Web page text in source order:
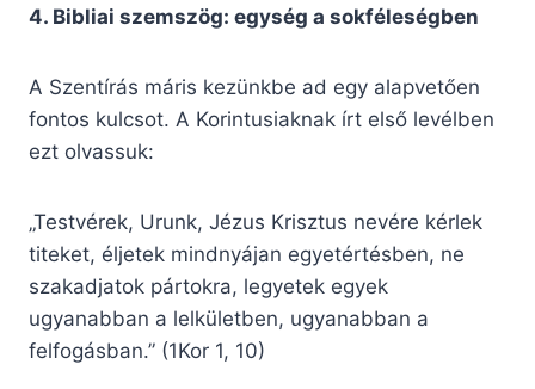
4. Bibliai szemszög: egység a sokféleségben
A Szentírás máris kezünkbe ad egy alapvetően
fontos kulcsot. A Korintusiaknak írt első levélben
ezt olvassuk:
„Testvérek, Urunk, Jézus Krisztus nevére kérlek
titeket, éljetek mindnyájan egyetértésben, ne
szakadjatok pártokra, legyetek egyek
ugyanabban a lelkületben, ugyanabban a
felfogásban.” (1Kor 1, 10)